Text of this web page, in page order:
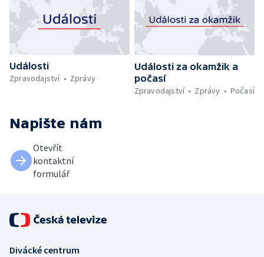
Události
Zpravodajství
Zprávy
Události za okamžik a
počasí
Zpravodajství
Zprávy Počasí
Napište nám
Otevřít
kontaktní
formulář
Divácké centrum